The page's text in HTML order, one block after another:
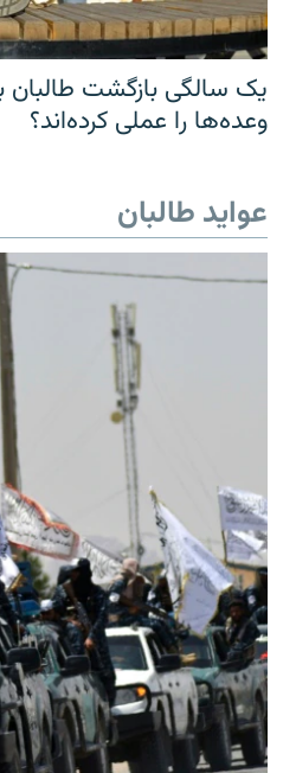
یک سالگی بازگشت طالبان
وعده‌ها را عملی کرده‌اند؟
عواید طالبان